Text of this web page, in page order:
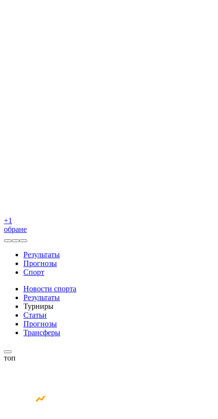
+1
обране
Результаты
Прогнозы
Спорт
Новости спорта
Результаты
Турниры
Статьи
Прогнозы
Трансферы
топ